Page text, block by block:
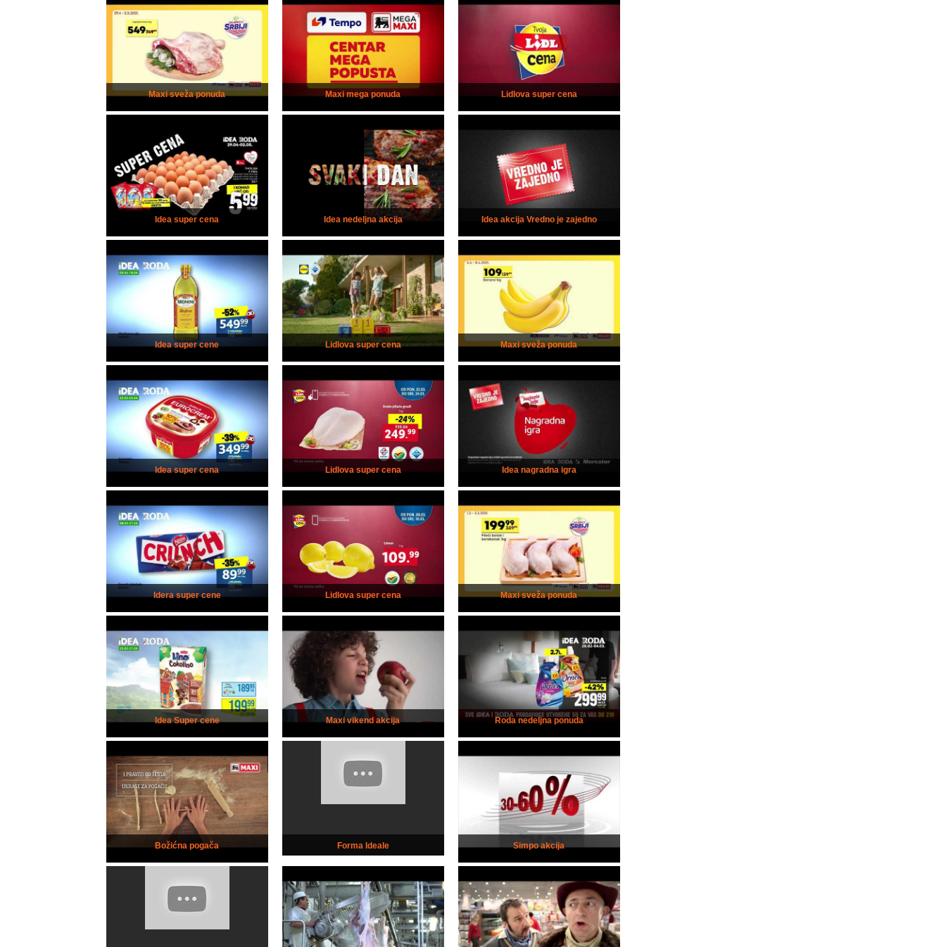
Maxi sveža ponuda Maxi mega ponuda Lidlova super cena
Idea super cena Idea nedeljna akcija Idea akcija Vredno je zajedno
Idea super cene Lidlova super cena Maxi sveža ponuda
Idea super cena Lidlova super cena Idea nagradna igra
Idera super cene Lidlova super cena Maxi sveža ponuda
Idea Super cene Maxi vikend akcija Roda nedeljna ponuda
Božićna pogača Forma Ideale Simpo akcija